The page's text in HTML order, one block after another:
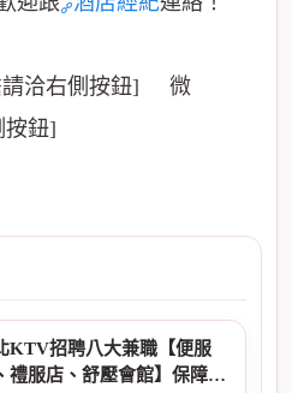
請洽右側按鈕] 微
鈕]
KTV招聘八大兼職【便服
禮服店、舒壓會館】保障日